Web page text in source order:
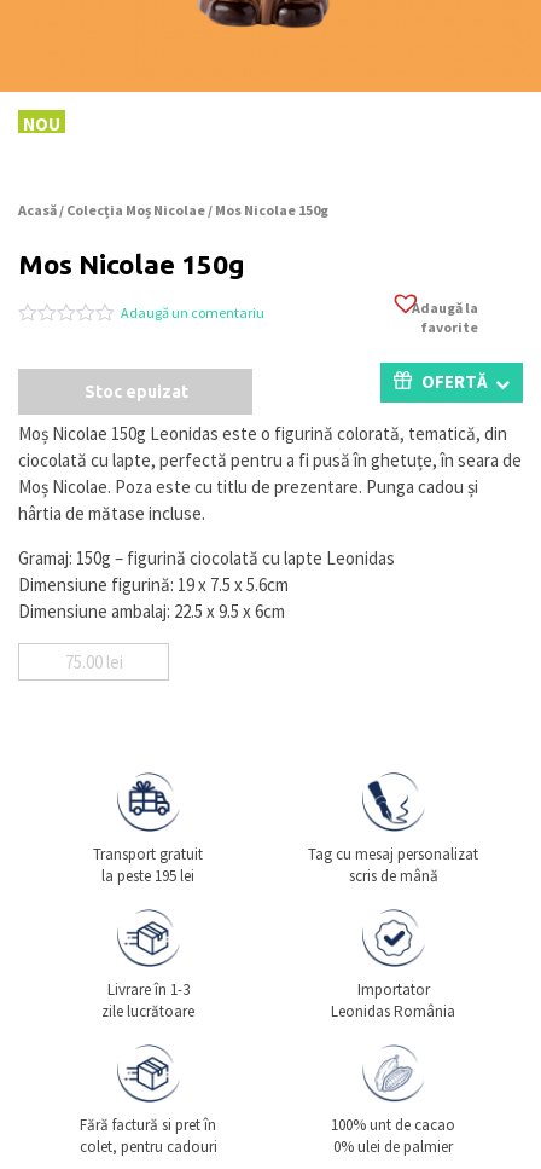
NOU
Acasă/ Colecția Moș Nicolae/ Mos Nicolae 150g
Mos Nicolae 150g
0
5
pe
baza
a
evaluări
de
la
Adaugă un comentariu
Adaugă la
favorite
Stoc epuizat OFERTĂ
Moș Nicolae 150g Leonidas este o figurină colorată, tematică, din
ciocolată cu lapte, perfectă pentru a fi pusă în ghetuțe, în seara de
Moș Nicolae. Poza este cu titlu de prezentare. Punga cadou și
hârtia de mătase incluse.
Gramaj: 150g – figurină ciocolată cu lapte Leonidas
Dimensiune figurină: 19 x 7.5 x 5.6cm
Dimensiune ambalaj: 22.5 x 9.5 x 6cm
75.00 lei
Transport gratuit
la peste 195 lei
Tag cu mesaj personalizat
scris de mână
Livrare în 1-3
zile lucrătoare
Importator
Leonidas România
Fără factură si pret în
colet, pentru cadouri
100% unt de cacao
0% ulei de palmier